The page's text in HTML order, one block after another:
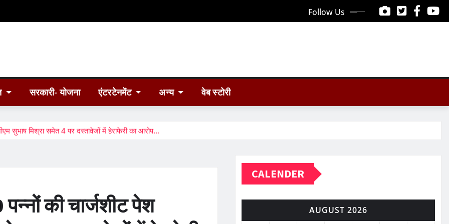
Follow Us
सरकारी- योजना एंटरटेनमेंट अन्य वेब स्टोरी
सुभाष मिश्रा समेत 4 पर दस्तावेजों में हेराफेरी का आरोप…
की चार्जशीट पेश
CALENDER
AUGUST 2026